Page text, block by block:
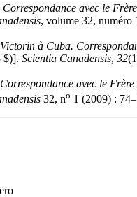
avec le
, volume 32, numéro
à Cuba.
$)]. Scientia Canadensis, 32
avec le Frère
32, no 1 (2009) :